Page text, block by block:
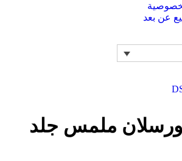
عن بعد
ملمس جلد